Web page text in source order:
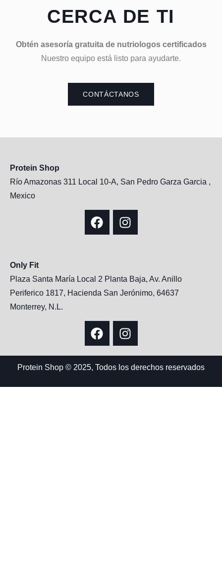
CERCA DE TI
Obtén asesoría gratuita de nutriologos certificados
Nuestro equipo está listo para ayudarte.
CONTÁCTANOS
Protein Shop
Río Amazonas 311 Local 10-A, San Pedro Garza Garcia ,
Mexico
Only Fit
Plaza Santa María Local 2 Planta Baja, Av. Anillo
Periferico 1817, Hacienda San Jerónimo, 64637
Monterrey, N.L.
Protein Shop © 2025, Todos los derechos reservados